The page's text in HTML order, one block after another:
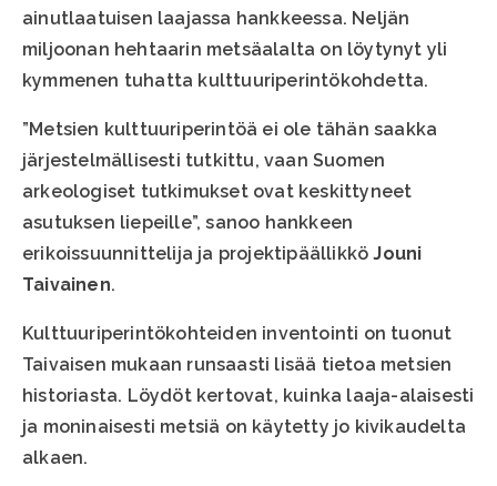
ainutlaatuisen laajassa hankkeessa. Neljän
miljoonan hehtaarin metsäalalta on löytynyt yli
kymmenen tuhatta kulttuuriperintökohdetta.
”Metsien kulttuuriperintöä ei ole tähän saakka
järjestelmällisesti tutkittu, vaan Suomen
arkeologiset tutkimukset ovat keskittyneet
asutuksen liepeille”, sanoo hankkeen
erikoissuunnittelija ja projektipäällikköJouni
Taivainen.
Kulttuuriperintökohteiden inventointi on tuonut
Taivaisen mukaan runsaasti lisää tietoa metsien
historiasta. Löydöt kertovat, kuinka laaja-alaisesti
ja moninaisesti metsiä on käytetty jo kivikaudelta
alkaen.